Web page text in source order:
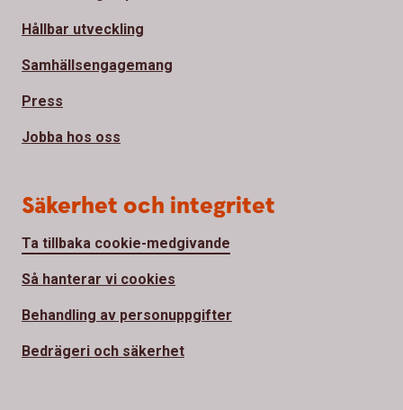
Hållbar utveckling
Samhällsengagemang
Press
Jobba hos oss
Säkerhet och integritet
Ta tillbaka cookie-medgivande
Så hanterar vi cookies
Behandling av personuppgifter
Bedrägeri och säkerhet